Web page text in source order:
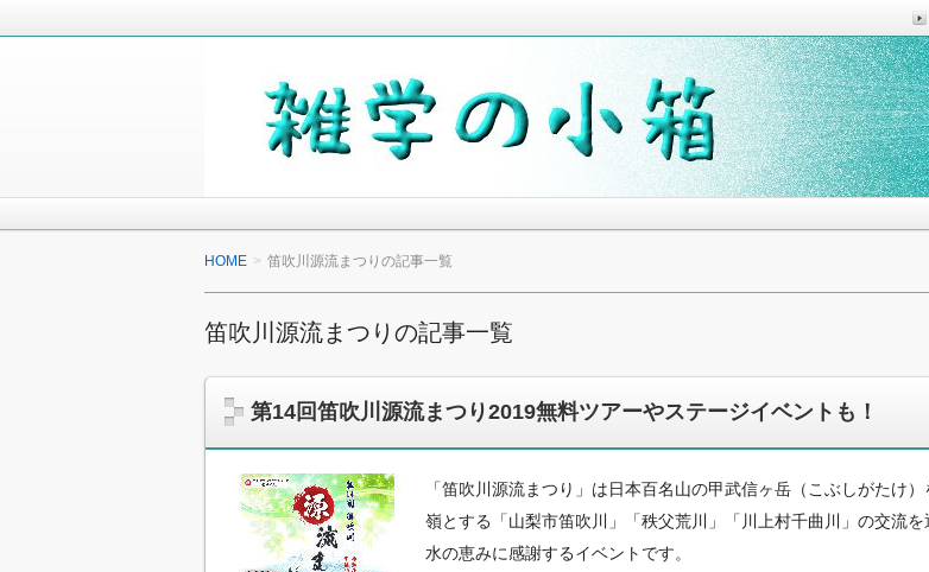
雑学の小箱
毎日の生活の中で気になったことや知っていれば便利なことなどを気がついた時に綴っ
少しでも役に立つことがあれば嬉しく思います。
HOME 笛吹川源流まつりの記事一覧
笛吹川源流まつりの記事一覧
第14回笛吹川源流まつり2019無料ツアーやステージイベントも！
「笛吹川源流まつり」は日本百名山の甲武信ヶ岳（こぶしがたけ）
嶺とする「山梨市笛吹川」「秩父荒川」「川上村千曲川」の交流を
水の恵みに感謝するイベントです。